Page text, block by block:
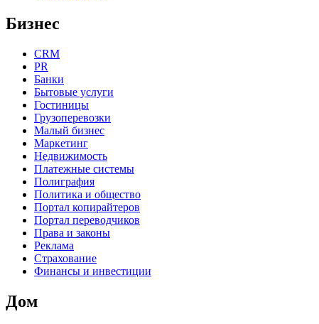
Бизнес
CRM
PR
Банки
Бытовые услуги
Гостиницы
Грузоперевозки
Малый бизнес
Маркетинг
Недвижимость
Платежные системы
Полиграфия
Политика и общество
Портал копирайтеров
Портал переводчиков
Права и законы
Реклама
Страхование
Финансы и инвестиции
Дом